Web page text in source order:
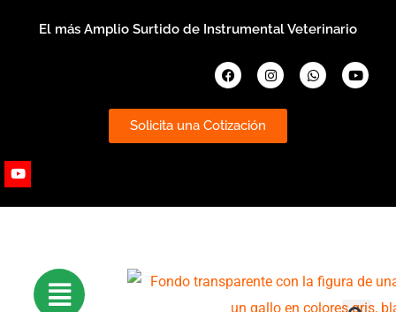
El más Amplio Surtido de Instrumental Veterinario
FacebookInstagramWhatsapp
Solicita una Cotización
Youtube